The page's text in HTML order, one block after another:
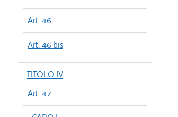
Art. 46
Art. 46 bis
TITOLO IV
Art. 47